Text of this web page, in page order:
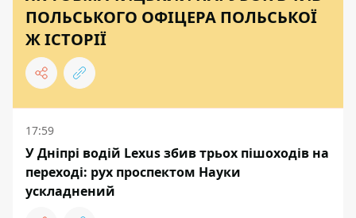
ПОЛЬСЬКОГО ОФІЦЕРА ПОЛЬСЬКОЇ
Ж ІСТОРІЇ
17:59
У Дніпрі водій Lexus збив трьох пішоходів на
переході: рух проспектом Науки
ускладнений